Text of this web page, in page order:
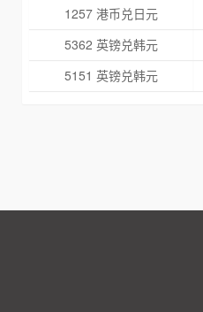
1257 港币兑日元
5362 英镑兑韩元
5151 英镑兑韩元